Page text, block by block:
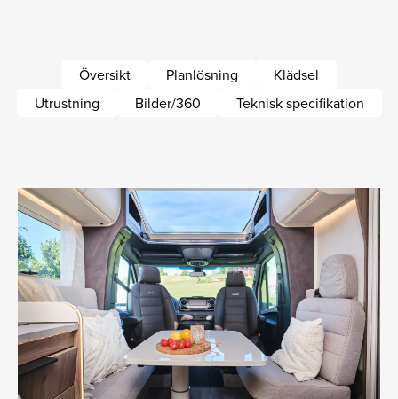
Översikt Planlösning
Klädsel
Utrustning
Bilder/360 Teknisk specifikation